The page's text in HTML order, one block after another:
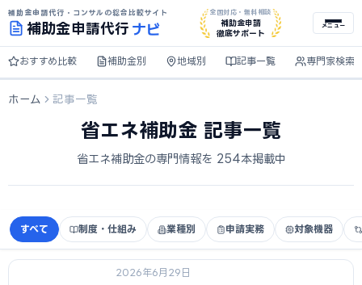
補助金申請代行・コンサルの総合比較サイト
補助金申請代行 ナビ
全国対応・無料相談
補助金申請
徹底サポート
メニュー
おすすめ比較 補助金別 地域別 記事一覧 専門家検索
ホーム 記事一覧
省エネ補助金 記事一覧
省エネ補助金の専門情報を 254本掲載中
すべて 制度・仕組み 業種別 申請実務 対象機器
2026年6月29日